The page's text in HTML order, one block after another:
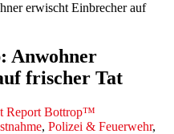
erwischt Einbrecher auf
Anwohner
frischer Tat
Report Bottrop™
, Polizei & Feuerwehr,